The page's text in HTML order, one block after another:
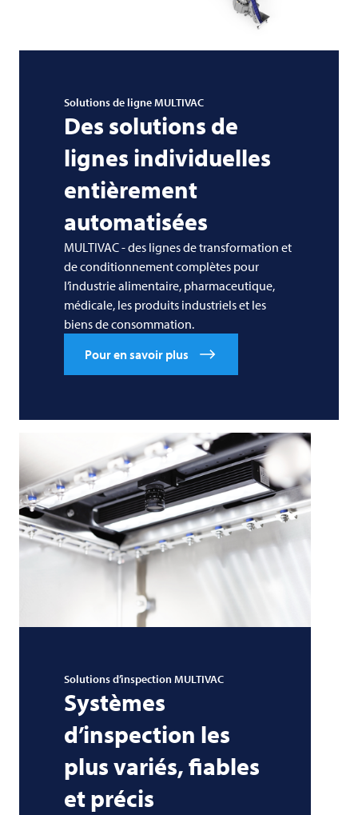
Solutions de ligneMULTIVAC
Des solutions de
lignes individuelles
entièrement
automatisées
MULTIVAC - des lignes de transformation et
de conditionnement complètes pour
l’industrie alimentaire, pharmaceutique,
médicale, les produits industriels et les
biens de consommation.
Pour en savoir plus
Solutions d’inspection MULTIVAC
Systèmes
d’inspection les
plus variés, fiables
et précis